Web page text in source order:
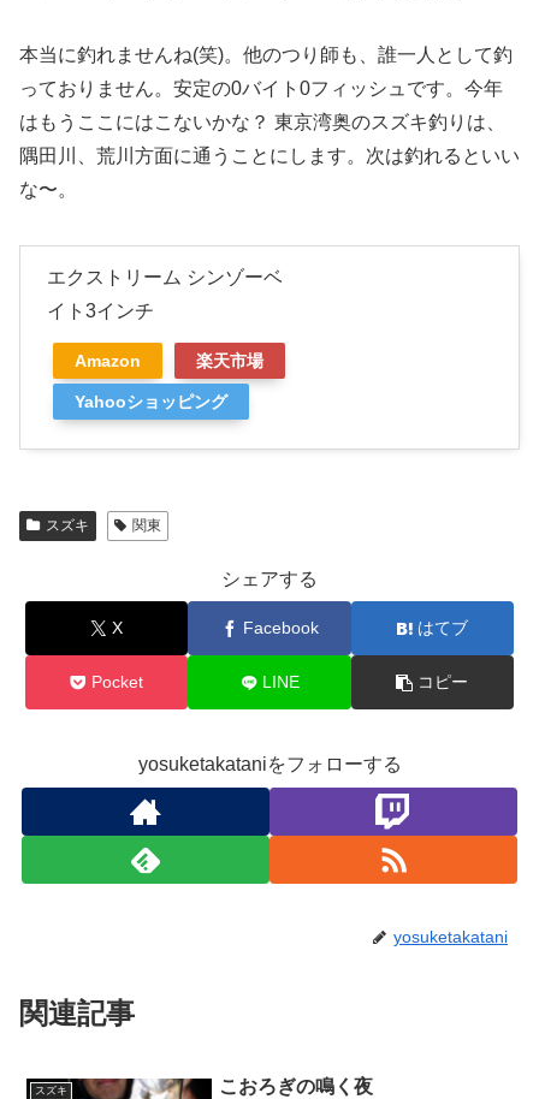
本当に釣れませんね(笑)。他のつり師も、誰一人として釣
っておりません。安定の0バイト0フィッシュです。今年
はもうここにはこないかな？ 東京湾奥のスズキ釣りは、
隅田川、荒川方面に通うことにします。次は釣れるといい
な〜。
エクストリーム シンゾーベ
イト3インチ
Amazon 楽天市場
Yahooショッピング
スズキ 関東
シェアする
X Facebook はてブ
Pocket LINE コピー
yosuketakataniをフォローする
yosuketakatani
関連記事
スズキ こおろぎの鳴く夜